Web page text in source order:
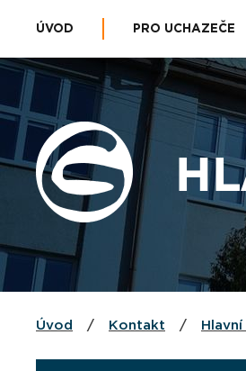
ÚVOD PRO UCHAZEČE
Úvod / Kontakt /